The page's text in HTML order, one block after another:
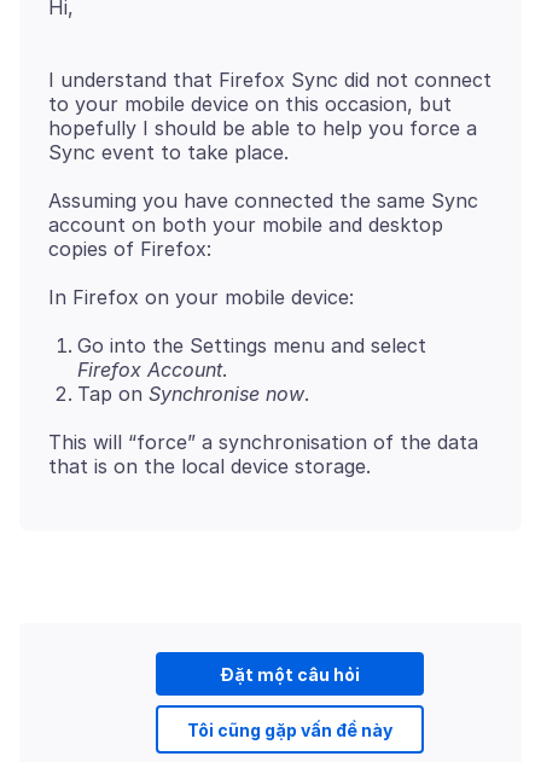
I understand that Firefox Sync did not connect
to your mobile device on this occasion, but
hopefully I should be able to help you force a
Assuming you have connected the same Sync
account on both your mobile and desktop
Go into the Settings menu and select
Firefox Account.
Tap on Synchronise now.
This will “force” a synchronisation of the data
Đặt một câu hỏi
Tôi cũng gặp vấn đề này